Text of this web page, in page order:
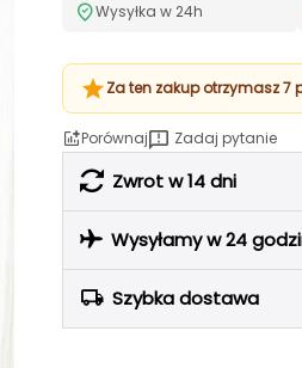
Wysyłka w 24h
Za ten zakup otrzymasz 7
Porównaj Zadaj pytanie
Zwrot w 14 dni
Wysyłamy w 24
Szybka dostawa